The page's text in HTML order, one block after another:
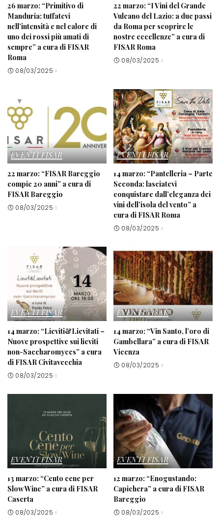
26 marzo: “Primitivo di
Manduria: tuffatevi
nell’intensità e nel calore di
uno dei rossi più amati di
sempre” a cura di FISAR
Roma
08/03/2025
22 marzo: “I Vini del Grande
Vulcano del Lazio: a due passi
da Roma per scoprire le
nostre eccellenze” a cura di
FISAR Roma
08/03/2025
EVENTI FISAR
22 marzo: “FISAR Bareggio
compie 20 anni” a cura di
FISAR Bareggio
08/03/2025
EVENTI FISAR
14 marzo: “Pantelleria – Parte
Seconda: lasciatevi
conquistare dall’eleganza dei
vini dell’isola del vento” a
cura di FISAR Roma
08/03/2025
EVENTI FISAR
14 marzo: “Lieviti&Lievitati –
Nuove prospettive sui lieviti
non-Saccharomyces” a cura
di FISAR Civitavecchia
08/03/2025
EVENTI FISAR
14 marzo: “Vin Santo, l’oro di
Gambellara” a cura di FISAR
Vicenza
08/03/2025
EVENTI FISAR
13 marzo: “Cento cene per
Slow Wine” a cura di FISAR
Caserta
08/03/2025
EVENTI FISAR
12 marzo: “Enogustando:
Capichera” a cura di FISAR
Bareggio
08/03/2025